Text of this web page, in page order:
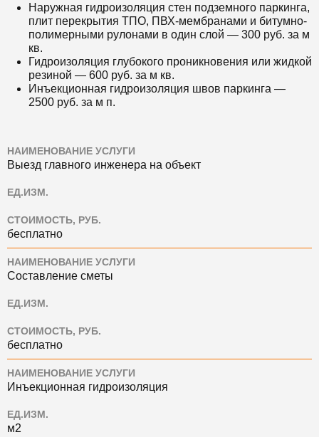
Наружная гидроизоляция стен подземного паркинга,
плит перекрытия ТПО, ПВХ-мембранами и битумно-
полимерными рулонами в один слой — 300 руб. за м
кв.
Гидроизоляция глубокого проникновения или жидкой
резиной — 600 руб. за м кв.
Инъекционная гидроизоляция швов паркинга —
2500 руб. за м п.
НАИМЕНОВАНИЕ УСЛУГИ
Выезд главного инженера на объект
ЕД.ИЗМ.
СТОИМОСТЬ, РУБ.
бесплатно
НАИМЕНОВАНИЕ УСЛУГИ
Составление сметы
ЕД.ИЗМ.
СТОИМОСТЬ, РУБ.
бесплатно
НАИМЕНОВАНИЕ УСЛУГИ
Инъекционная гидроизоляция
ЕД.ИЗМ.
м2